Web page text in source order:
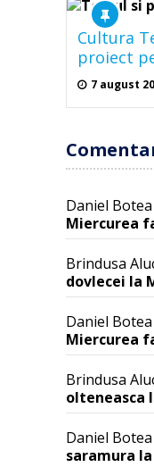
Cultura
proiect
7 august
Daniel Botea
Miercurea
Brindusa
dovlecei la
Daniel Botea
Miercurea
Brindusa
olteneasca
Daniel Botea
saramura